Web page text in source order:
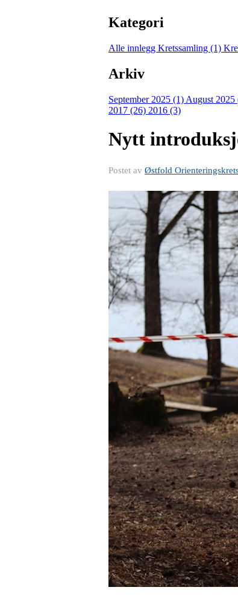
Kategori
Alle innlegg Kretssamling (1)
Arkiv
September 2025 (1) August 2025
2017 (26) 2016 (3)
Nytt
Postet av Østfold